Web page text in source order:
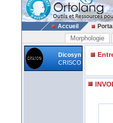
Accueil
Morphologie
Dicosyn
CRISCO